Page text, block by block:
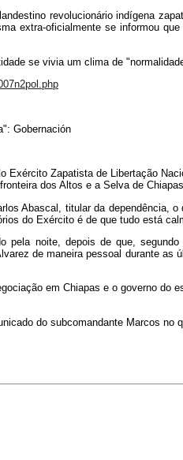
revolucionário indígena
extra-oficialmente se informou
se vivia um clima de
Gobernación
Exército Zapatista de Libertação
dos Altos e a Selva de
Abascal, titular da dependência,
do Exército é de que tudo está
pela noite, depois de que,
de maneira pessoal durante
em Chiapas e o governo
do subcomandante Marcos no